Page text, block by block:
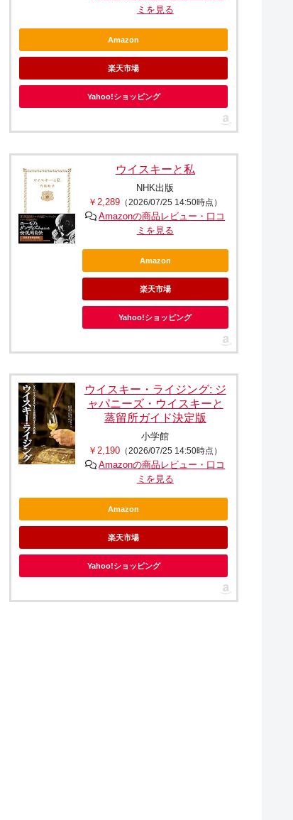
ミを見る
Amazon
楽天市場
Yahoo!ショッピング
ウイスキーと私
NHK出版
￥2,289 （2026/07/25 14:50時点）
Amazonの商品レビュー・口コ
ミを見る
Amazon
楽天市場
Yahoo!ショッピング
ウイスキー・ライジング: ジ
ャパニーズ・ウイスキーと
蒸留所ガイド決定版
小学館
￥2,190 （2026/07/25 14:50時点）
Amazonの商品レビュー・口コ
ミを見る
Amazon
楽天市場
Yahoo!ショッピング